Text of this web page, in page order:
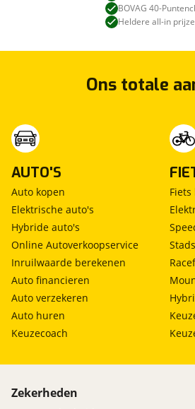
BOVAG 40-
Heldere all-in
Ons totale
AUTO'S
Auto kopen
Elektrische auto's
Hybride auto's
Online Autoverkoopservice
Inruilwaarde berekenen
Auto financieren
Auto verzekeren
Auto huren
Keuzecoach
Fiets
Zekerheden